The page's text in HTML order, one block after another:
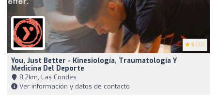
5 (72)
You, Just Better - Kinesiología, Traumatología Y
Medicina Del Deporte
8,2km, Las Condes
Ver información y datos de contacto